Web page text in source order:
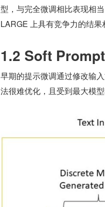
型，与完全微调相比表现相
LARGE 上具有竞争力的结果
1.2 Soft
早期的提示微调通过修改输
法很难优化，且受到最大模